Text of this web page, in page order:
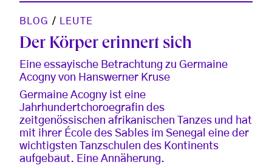
BLOG / LEUTE
Der Körper erinnert sich
Eine essayische Betrachtung zu Germaine
Acogny von Hanswerner Kruse
Germaine Acogny ist eine
Jahrhundertchoroegrafin des
zeitgenössischen afrikanischen Tanzes und hat
mit ihrer École des Sables im Senegal eine der
wichtigsten Tanzschulen des Kontinents
aufgebaut. Eine Annäherung.